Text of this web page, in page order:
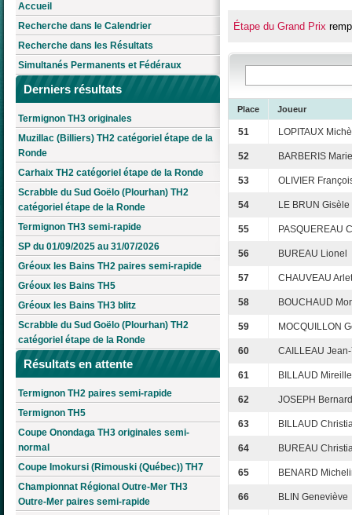
Accueil
Recherche dans le Calendrier
Recherche dans les Résultats
Simultanés Permanents et Fédéraux
Derniers résultats
Termignon TH3 originales
Muzillac (Billiers) TH2 catégoriel étape de la
Ronde
Carhaix TH2 catégoriel étape de la Ronde
Scrabble du Sud Goëlo (Plourhan) TH2
catégoriel étape de la Ronde
Termignon TH3 semi-rapide
SP du 01/09/2025 au 31/07/2026
Gréoux les Bains TH2 paires semi-rapide
Gréoux les Bains TH5
Gréoux les Bains TH3 blitz
Scrabble du Sud Goëlo (Plourhan) TH2
catégoriel étape de la Ronde
Résultats en attente
Termignon TH2 paires semi-rapide
Termignon TH5
Coupe Onondaga TH3 originales semi-
normal
Coupe Imokursi (Rimouski (Québec)) TH7
Championnat Régional Outre-Mer TH3
Outre-Mer paires semi-rapide
Étape du Grand Prix
Place Joueur
51 LOPITAUX
52 BARBERIS
53 OLIVIER
54 LE BRUN Gisèle
55 PASQUEREAU
56 BUREAU Lionel
57 CHAUVEAU
58 BOUCHAUD
59 MOCQUILLON
60 CAILLEAU
61 BILLAUD Mireille
62 JOSEPH Bernard
63 BILLAUD
64 BUREAU
65 BENARD
66 BLIN Geneviève